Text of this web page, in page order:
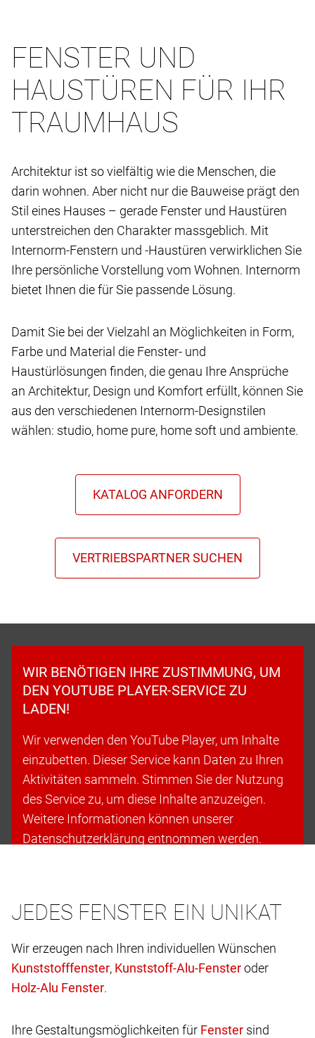
FENSTER UND
HAUSTÜREN FÜR IHR
TRAUMHAUS
Architektur ist so vielfältig wie die Menschen, die
darin wohnen. Aber nicht nur die Bauweise prägt den
Stil eines Hauses – gerade Fenster und Haustüren
unterstreichen den Charakter massgeblich. Mit
Internorm-Fenstern und -Haustüren verwirklichen Sie
Ihre persönliche Vorstellung vom Wohnen. Internorm
bietet Ihnen die für Sie passende Lösung.
Damit Sie bei der Vielzahl an Möglichkeiten in Form,
Farbe und Material die Fenster- und
Haustürlösungen finden, die genau Ihre Ansprüche
an Architektur, Design und Komfort erfüllt, können Sie
aus den verschiedenen Internorm-Designstilen
wählen: studio, home pure, home soft und ambiente.
WIR BENÖTIGEN IHRE ZUSTIMMUNG, UM
DEN YOUTUBE PLAYER-SERVICE ZU
LADEN!
Wir verwenden den YouTube Player, um Inhalte
einzubetten. Dieser Service kann Daten zu Ihren
Aktivitäten sammeln. Stimmen Sie der Nutzung
des Service zu, um diese Inhalte anzuzeigen.
Weitere Informationen können unserer
Datenschutzerklärung entnommen werden.
JEDES FENSTER EIN UNIKAT
Wir erzeugen nach Ihren individuellen Wünschen
,
oder
.
Ihre Gestaltungsmöglichkeiten für
sind